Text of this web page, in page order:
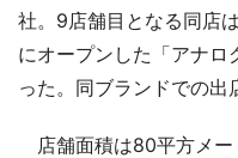
社。9店舗目となる同店
にオープンした「アナロ
った。同ブランドでの出
店舗面積は80平方メー